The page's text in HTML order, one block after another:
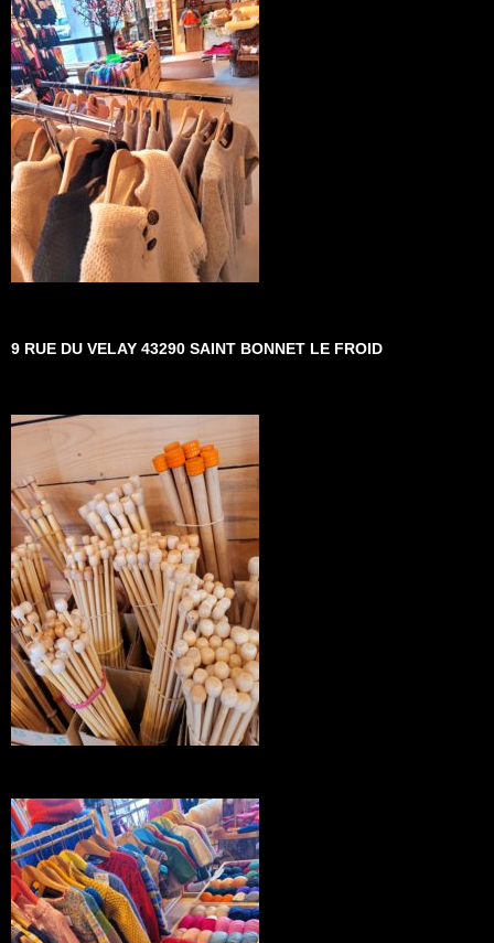
9 RUE DU VELAY 43290 SAINT BONNET LE FROID